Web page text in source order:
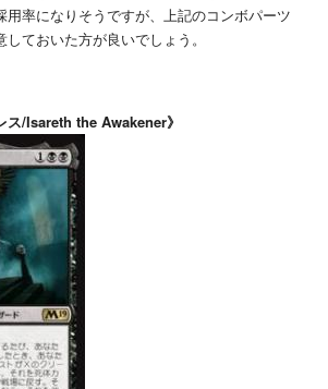
用率になりそうですが、上記のコンボパーツ
ておいた方が良いでしょう。
ス/Isareth the Awakener》